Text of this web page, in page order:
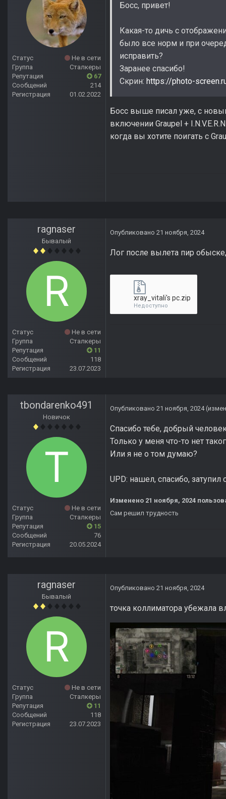
Статус
Не в сети
Группа
Сталкеры
Репутация
67
Сообщений
214
Регистрация
01.02.2022
Босс, привет!
Какая-то дичь с
было все норм и при
исправить?
Заранее спасибо!
Скрин: https://photo-
Босс выше писал уже, с
включении Graupel +
когда вы хотите поигать с
ragnaser
Бывалый
Статус
Не в сети
Группа
Сталкеры
Репутация
11
Сообщений
118
Регистрация
23.07.2023
Опубликовано 21 ноября, 2024
Лог после вылета пир
xray_vitali's pc.zip
Недоступно
tbondarenko491
Новичок
Статус
Не в сети
Группа
Сталкеры
Репутация
15
Сообщений
76
Регистрация
20.05.2024
Опубликовано 21 ноября, 2024
Спасибо тебе, добрый
Только у меня что-то нет
Или я не о том думаю?
UPD: нашел, спасибо, затупил
Изменено 21 ноября, 2024
Сам решил трудность
ragnaser
Бывалый
Статус
Не в сети
Группа
Сталкеры
Репутация
11
Сообщений
118
Регистрация
23.07.2023
Опубликовано 21 ноября, 2024
точка коллиматора убежала